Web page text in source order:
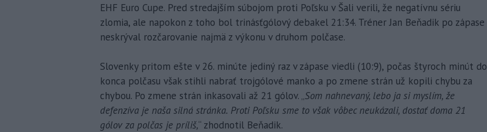
EHF Euro Cupe. Pred stredajším súbojom proti Poľsku v Šali verili, že negatívnu sériu
zlomia, ale napokon z toho bol trinásťgólový debakel 21:34. Tréner Jan Beňadik po zápase
neskrýval rozčarovanie najmä z výkonu v druhom polčase.
Slovenky pritom ešte v 26. minúte jediný raz v zápase viedli (10:9), počas štyroch minút do
konca polčasu však stihli nabrať trojgólové manko a po zmene strán už kopili chybu za
chybou. Po zmene strán inkasovali až 21 gólov. „Som nahnevaný, lebo ja si myslím, že
defenzíva je naša silná stránka. Proti Poľsku sme to však vôbec neukázali, dostať doma 21
gólov za polčas je príliš,“ zhodnotil Beňadik.